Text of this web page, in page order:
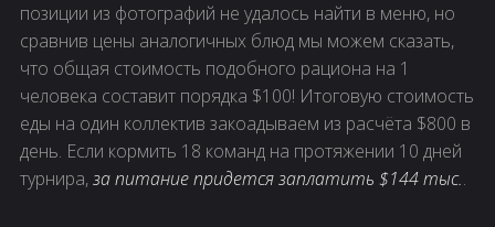
позиции из фотографий не удалось найти в меню, но
сравнив цены аналогичных блюд мы можем сказать,
что общая стоимость подобного рациона на 1
человека составит порядка $100! Итоговую стоимость
еды на один коллектив закоадываем из расчёта $800 в
день. Если кормить 18 команд на протяжении 10 дней
турнира,за питание придется заплатить $144 тыс..